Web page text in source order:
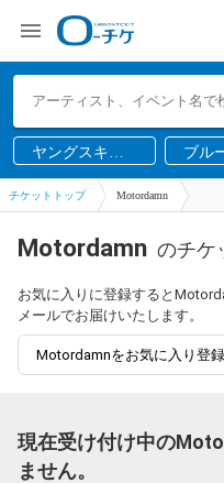
ヤングスキニ
ー
ブル
チケットトップ Motordamn
Motordamn のチケ
お気に入りに登録すると
メールでお届けいたします。
Motordamnをお気に入り登
現在受け付け中の
ません。